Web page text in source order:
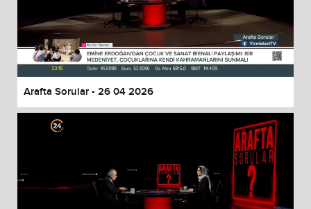
Arafta Sorular - 26 04 2026